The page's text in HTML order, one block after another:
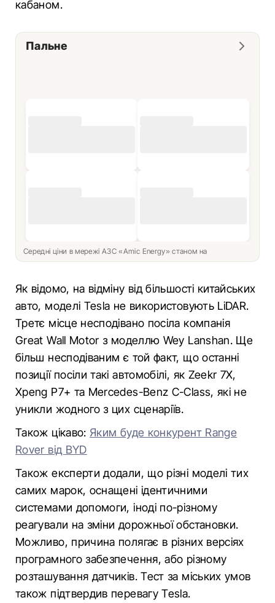
кабаном.
Пальне
Середні ціни в мережі АЗС «Amic Energy» станом на
Як відомо, на відміну від більшості китайських
авто, моделі Tesla не використовують LiDAR.
Третє місце несподівано посіла компанія
Great Wall Motor з моделлю Wey Lanshan. Ще
більш несподіваним є той факт, що останні
позиції посіли такі автомобілі, як Zeekr 7X,
Xpeng P7+ та Mercedes-Benz C-Class, які не
уникли жодного з цих сценаріїв.
Також цікаво: Яким буде конкурент Range
Rover від BYD
Також експерти додали, що різні моделі тих
самих марок, оснащені ідентичними
системами допомоги, іноді по-різному
реагували на зміни дорожньої обстановки.
Можливо, причина полягає в різних версіях
програмного забезпечення, або різному
розташування датчиків. Тест за міських умов
також підтвердив перевагу Tesla.